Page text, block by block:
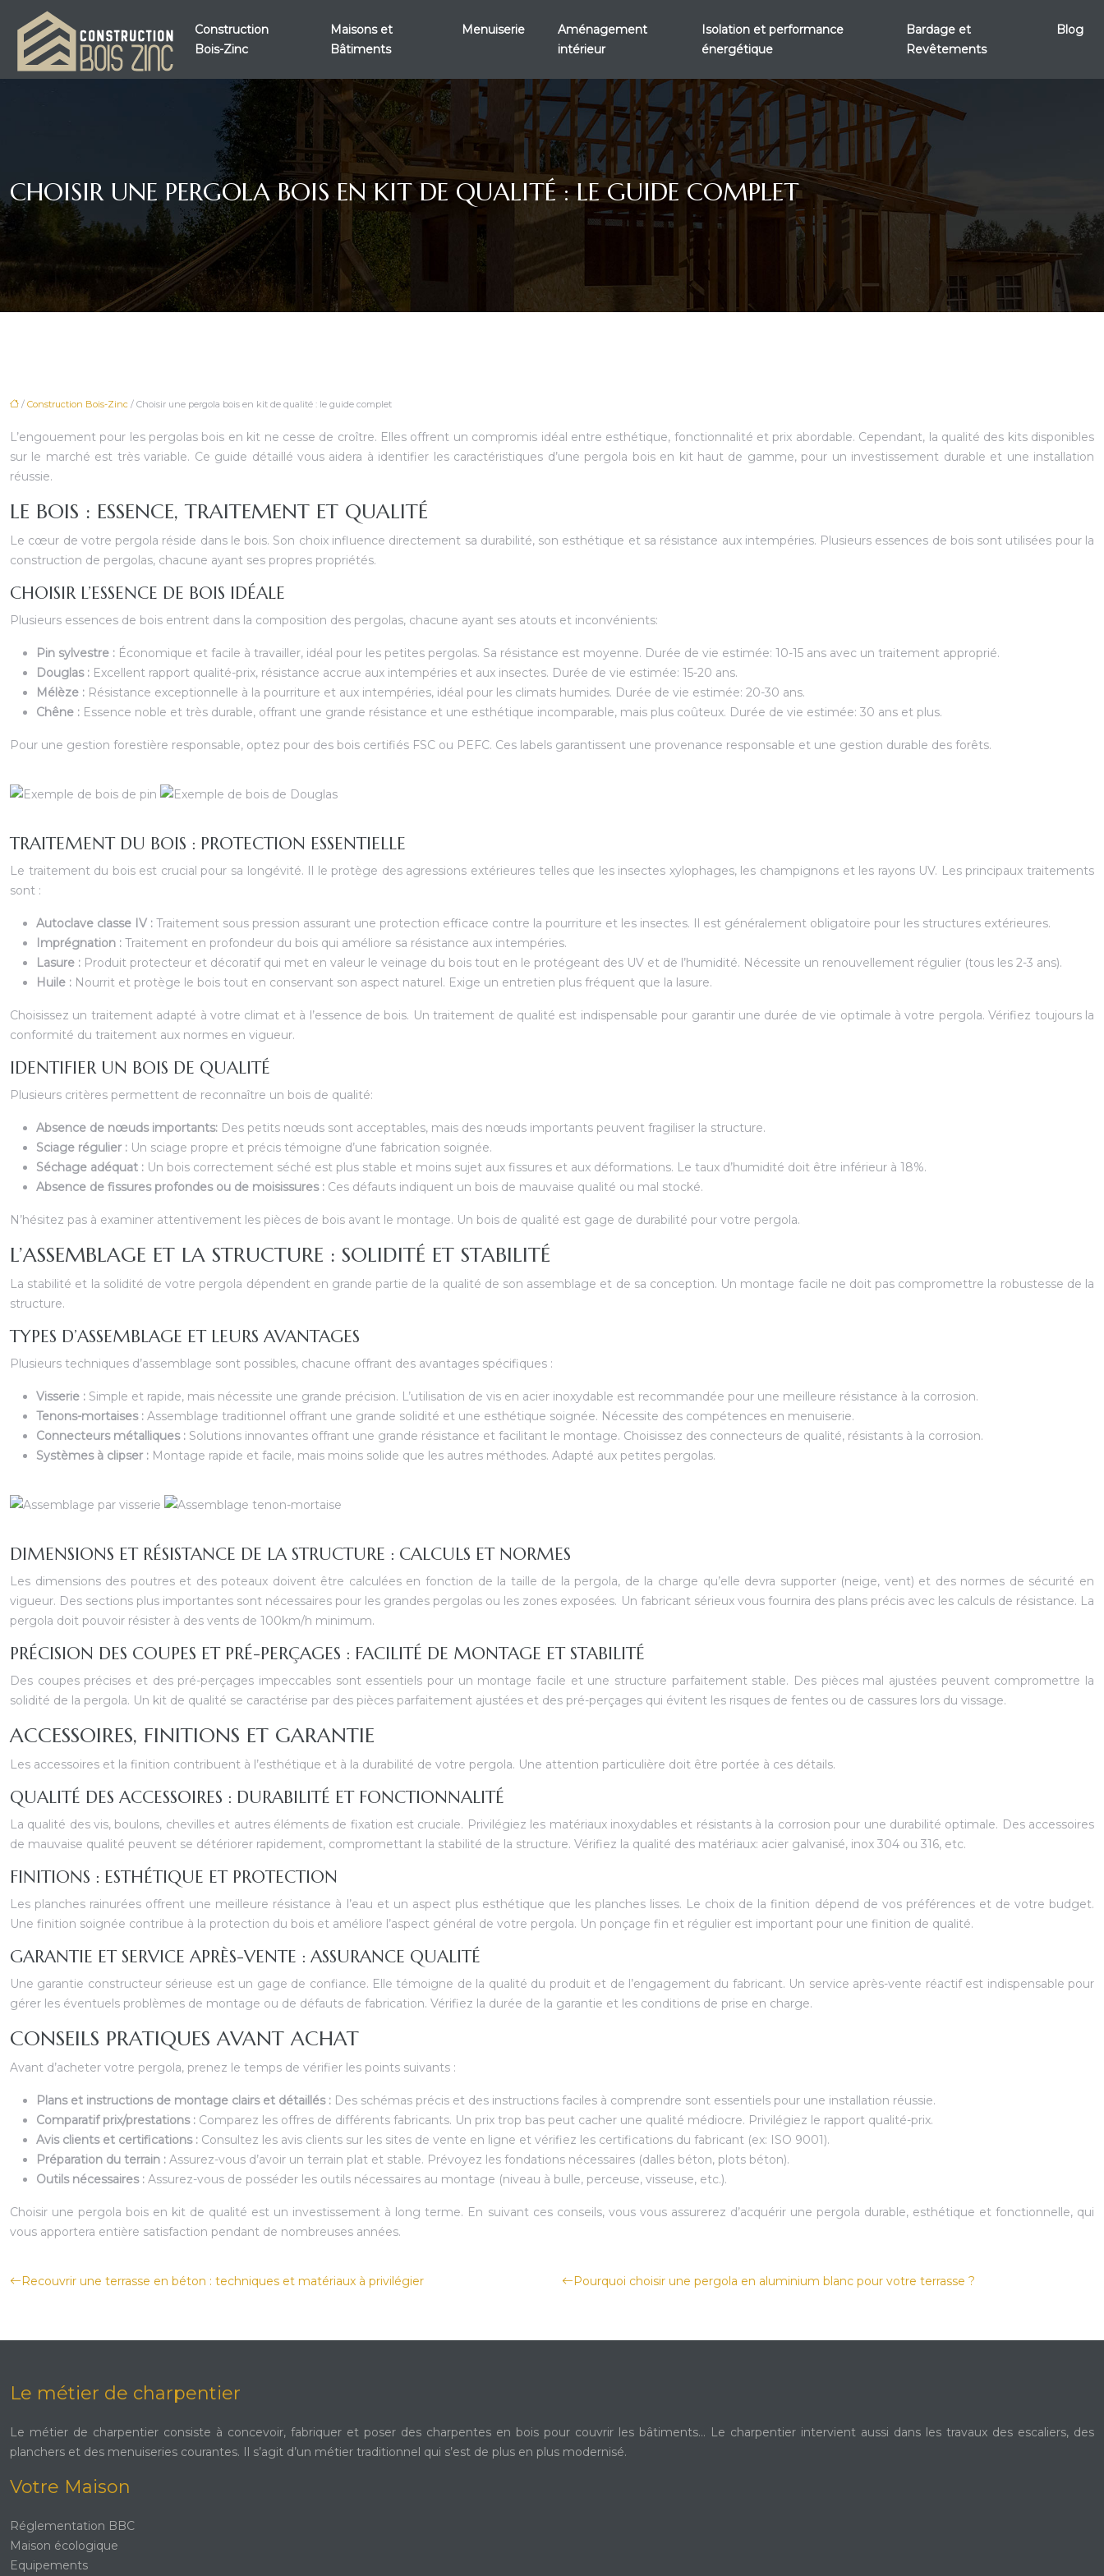
Construction
Bois-Zinc
Maisons et
Bâtiments
Menuiserie
Aménagement
intérieur
Isolation et performance
énergétique
Bardage et
Revêtements
Blog
CHOISIR UNE PERGOLA BOIS EN KIT DE QUALITÉ : LE GUIDE COMPLET
/ Construction Bois-Zinc / Choisir une pergola bois en kit de qualité : le guide complet
L’engouement pour les pergolas bois en kit ne cesse de croître. Elles offrent un compromis idéal entre esthétique, fonctionnalité et prix abordable. Cependant, la qualité des kits disponibles
sur le marché est très variable. Ce guide détaillé vous aidera à identifier les caractéristiques d’une pergola bois en kit haut de gamme, pour un investissement durable et une installation
réussie.
LE BOIS : ESSENCE, TRAITEMENT ET QUALITÉ
Le cœur de votre pergola réside dans le bois. Son choix influence directement sa durabilité, son esthétique et sa résistance aux intempéries. Plusieurs essences de bois sont utilisées pour la
construction de pergolas, chacune ayant ses propres propriétés.
CHOISIR L’ESSENCE DE BOIS IDÉALE
Plusieurs essences de bois entrent dans la composition des pergolas, chacune ayant ses atouts et inconvénients:
Pin sylvestre : Économique et facile à travailler, idéal pour les petites pergolas. Sa résistance est moyenne. Durée de vie estimée: 10-15 ans avec un traitement approprié.
Douglas : Excellent rapport qualité-prix, résistance accrue aux intempéries et aux insectes. Durée de vie estimée: 15-20 ans.
Mélèze : Résistance exceptionnelle à la pourriture et aux intempéries, idéal pour les climats humides. Durée de vie estimée: 20-30 ans.
Chêne : Essence noble et très durable, offrant une grande résistance et une esthétique incomparable, mais plus coûteux. Durée de vie estimée: 30 ans et plus.
Pour une gestion forestière responsable, optez pour des bois certifiés FSC ou PEFC. Ces labels garantissent une provenance responsable et une gestion durable des forêts.
TRAITEMENT DU BOIS : PROTECTION ESSENTIELLE
Le traitement du bois est crucial pour sa longévité. Il le protège des agressions extérieures telles que les insectes xylophages, les champignons et les rayons UV. Les principaux traitements
sont :
Autoclave classe IV : Traitement sous pression assurant une protection efficace contre la pourriture et les insectes. Il est généralement obligatoire pour les structures extérieures.
Imprégnation : Traitement en profondeur du bois qui améliore sa résistance aux intempéries.
Lasure : Produit protecteur et décoratif qui met en valeur le veinage du bois tout en le protégeant des UV et de l’humidité. Nécessite un renouvellement régulier (tous les 2-3 ans).
Huile : Nourrit et protège le bois tout en conservant son aspect naturel. Exige un entretien plus fréquent que la lasure.
Choisissez un traitement adapté à votre climat et à l’essence de bois. Un traitement de qualité est indispensable pour garantir une durée de vie optimale à votre pergola. Vérifiez toujours la
conformité du traitement aux normes en vigueur.
IDENTIFIER UN BOIS DE QUALITÉ
Plusieurs critères permettent de reconnaître un bois de qualité:
Absence de nœuds importants: Des petits nœuds sont acceptables, mais des nœuds importants peuvent fragiliser la structure.
Sciage régulier : Un sciage propre et précis témoigne d’une fabrication soignée.
Séchage adéquat : Un bois correctement séché est plus stable et moins sujet aux fissures et aux déformations. Le taux d’humidité doit être inférieur à 18%.
Absence de fissures profondes ou de moisissures : Ces défauts indiquent un bois de mauvaise qualité ou mal stocké.
N’hésitez pas à examiner attentivement les pièces de bois avant le montage. Un bois de qualité est gage de durabilité pour votre pergola.
L’ASSEMBLAGE ET LA STRUCTURE : SOLIDITÉ ET STABILITÉ
La stabilité et la solidité de votre pergola dépendent en grande partie de la qualité de son assemblage et de sa conception. Un montage facile ne doit pas compromettre la robustesse de la
structure.
TYPES D’ASSEMBLAGE ET LEURS AVANTAGES
Plusieurs techniques d’assemblage sont possibles, chacune offrant des avantages spécifiques :
Visserie : Simple et rapide, mais nécessite une grande précision. L’utilisation de vis en acier inoxydable est recommandée pour une meilleure résistance à la corrosion.
Tenons-mortaises : Assemblage traditionnel offrant une grande solidité et une esthétique soignée. Nécessite des compétences en menuiserie.
Connecteurs métalliques : Solutions innovantes offrant une grande résistance et facilitant le montage. Choisissez des connecteurs de qualité, résistants à la corrosion.
Systèmes à clipser : Montage rapide et facile, mais moins solide que les autres méthodes. Adapté aux petites pergolas.
DIMENSIONS ET RÉSISTANCE DE LA STRUCTURE : CALCULS ET NORMES
Les dimensions des poutres et des poteaux doivent être calculées en fonction de la taille de la pergola, de la charge qu’elle devra supporter (neige, vent) et des normes de sécurité en
vigueur. Des sections plus importantes sont nécessaires pour les grandes pergolas ou les zones exposées. Un fabricant sérieux vous fournira des plans précis avec les calculs de résistance. La
pergola doit pouvoir résister à des vents de 100km/h minimum.
PRÉCISION DES COUPES ET PRÉ-PERÇAGES : FACILITÉ DE MONTAGE ET STABILITÉ
Des coupes précises et des pré-perçages impeccables sont essentiels pour un montage facile et une structure parfaitement stable. Des pièces mal ajustées peuvent compromettre la
solidité de la pergola. Un kit de qualité se caractérise par des pièces parfaitement ajustées et des pré-perçages qui évitent les risques de fentes ou de cassures lors du vissage.
ACCESSOIRES, FINITIONS ET GARANTIE
Les accessoires et la finition contribuent à l’esthétique et à la durabilité de votre pergola. Une attention particulière doit être portée à ces détails.
QUALITÉ DES ACCESSOIRES : DURABILITÉ ET FONCTIONNALITÉ
La qualité des vis, boulons, chevilles et autres éléments de fixation est cruciale. Privilégiez les matériaux inoxydables et résistants à la corrosion pour une durabilité optimale. Des accessoires
de mauvaise qualité peuvent se détériorer rapidement, compromettant la stabilité de la structure. Vérifiez la qualité des matériaux: acier galvanisé, inox 304 ou 316, etc.
FINITIONS : ESTHÉTIQUE ET PROTECTION
Les planches rainurées offrent une meilleure résistance à l’eau et un aspect plus esthétique que les planches lisses. Le choix de la finition dépend de vos préférences et de votre budget.
Une finition soignée contribue à la protection du bois et améliore l’aspect général de votre pergola. Un ponçage fin et régulier est important pour une finition de qualité.
GARANTIE ET SERVICE APRÈS-VENTE : ASSURANCE QUALITÉ
Une garantie constructeur sérieuse est un gage de confiance. Elle témoigne de la qualité du produit et de l’engagement du fabricant. Un service après-vente réactif est indispensable pour
gérer les éventuels problèmes de montage ou de défauts de fabrication. Vérifiez la durée de la garantie et les conditions de prise en charge.
CONSEILS PRATIQUES AVANT ACHAT
Avant d’acheter votre pergola, prenez le temps de vérifier les points suivants :
Plans et instructions de montage clairs et détaillés : Des schémas précis et des instructions faciles à comprendre sont essentiels pour une installation réussie.
Comparatif prix/prestations : Comparez les offres de différents fabricants. Un prix trop bas peut cacher une qualité médiocre. Privilégiez le rapport qualité-prix.
Avis clients et certifications : Consultez les avis clients sur les sites de vente en ligne et vérifiez les certifications du fabricant (ex: ISO 9001).
Préparation du terrain : Assurez-vous d’avoir un terrain plat et stable. Prévoyez les fondations nécessaires (dalles béton, plots béton).
Outils nécessaires : Assurez-vous de posséder les outils nécessaires au montage (niveau à bulle, perceuse, visseuse, etc.).
Choisir une pergola bois en kit de qualité est un investissement à long terme. En suivant ces conseils, vous vous assurerez d’acquérir une pergola durable, esthétique et fonctionnelle, qui
vous apportera entière satisfaction pendant de nombreuses années.
Recouvrir une terrasse en béton : techniques et matériaux à privilégier Pourquoi choisir une pergola en aluminium blanc pour votre terrasse ?
Le métier de charpentier
Le métier de charpentier consiste à concevoir, fabriquer et poser des charpentes en bois pour couvrir les bâtiments… Le charpentier intervient aussi dans les travaux des escaliers, des
planchers et des menuiseries courantes. Il s’agit d’un métier traditionnel qui s’est de plus en plus modernisé.
Votre Maison
Réglementation BBC
Maison écologique
Equipements